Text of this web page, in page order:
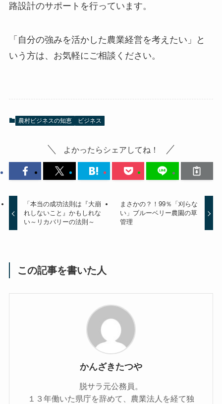
路設計のサポートを行っています。
「自分の強みを活かした農業経営を考えたい」と
いう方は、お気軽にご相談ください。
農村ビジネスの知恵 ビジネス
よかったらシェアしてね！
「本当の成功法則は『大崩
れしないこと』かもしれな
い～リカバリーの法則～
まさかの？！99％「刈らな
い」ブルーベリー農園の草
管理
この記事を書いた人
かんざきたつや
脱サラ元公務員。
１３年働いた県庁を辞めて、農業法人を経て独